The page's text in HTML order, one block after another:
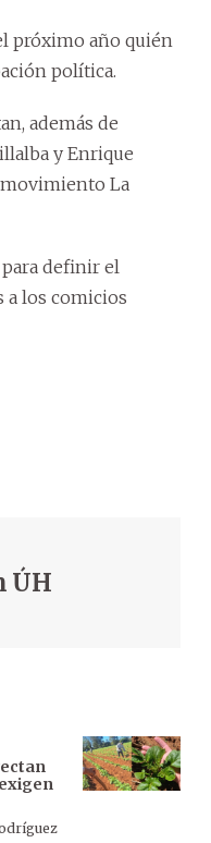
próximo año quién
política.
además de
y Enrique
movimiento La
para definir el
a los comicios
ÚH